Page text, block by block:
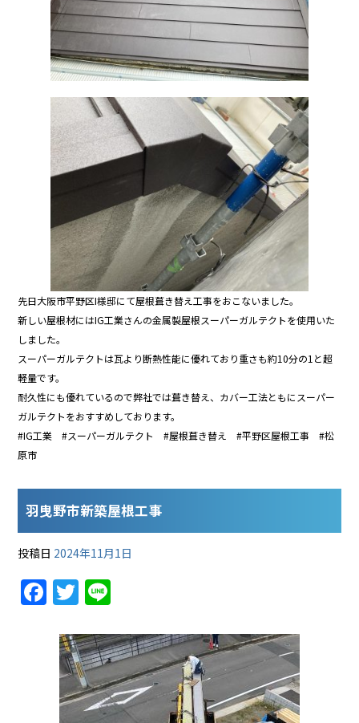
先日大阪市平野区I様邸にて屋根葺き替え工事をおこないました。
新しい屋根材にはIG工業さんの金属製屋根スーパーガルテクトを使用いた
しました。
スーパーガルテクトは瓦より断熱性能に優れており重さも約10分の1と超
軽量です。
耐久性にも優れているので弊社では葺き替え、カバー工法ともにスーパー
ガルテクトをおすすめしております。
#IG工業 #スーパーガルテクト #屋根葺き替え #平野区屋根工事 #松
原市
羽曳野市新築屋根工事
投稿日 2024年11月1日
F
a
c
e
b
T
w
itt
er
e